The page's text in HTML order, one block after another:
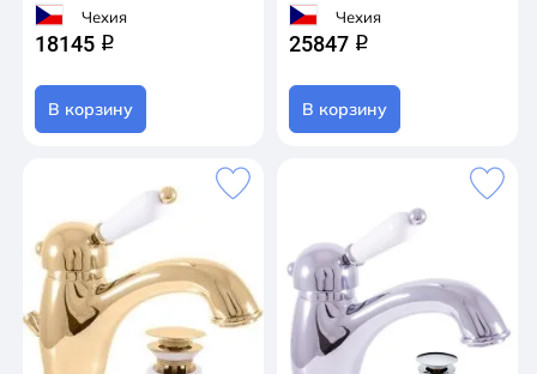
Чехия
18145 q
В корзину
Чехия
25847 q
В корзину